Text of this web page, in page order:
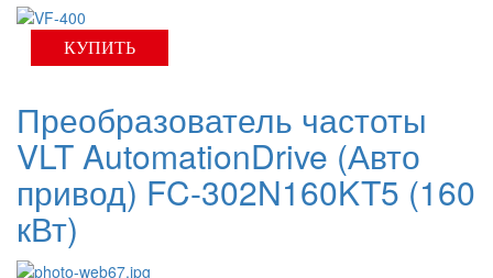
КУПИТЬ
Преобразователь частоты
VLT AutomationDrive (Авто
привод) FC-302N160KT5 (160
кВт)